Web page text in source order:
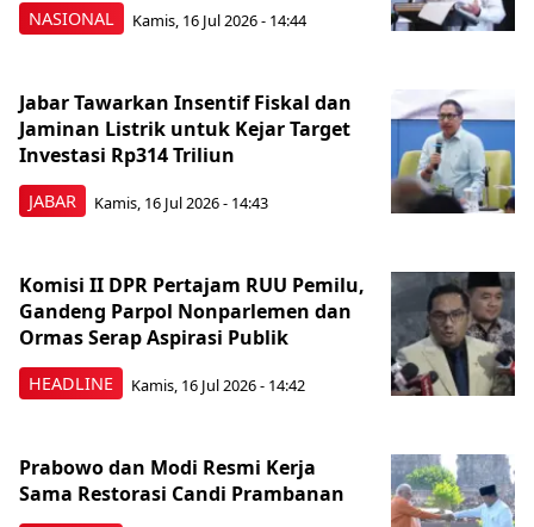
NASIONAL Kamis, 16 Jul 2026 - 14:44
JABAR
Jabar Tawarkan Insentif Fiskal dan
Jaminan Listrik untuk Kejar Target
Investasi Rp314 Triliun
Kamis, 16 Jul 2026 - 14:43
HEADLINE
Komisi II DPR Pertajam RUU Pemilu,
Gandeng Parpol Nonparlemen dan
Ormas Serap Aspirasi Publik
Kamis, 16 Jul 2026 - 14:42
Prabowo dan Modi Resmi Kerja
Sama Restorasi Candi Prambanan